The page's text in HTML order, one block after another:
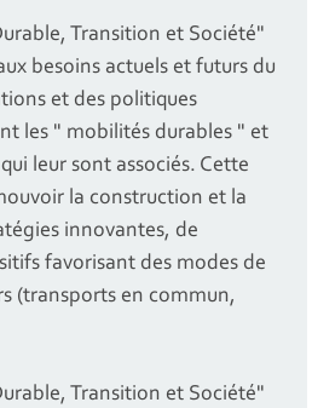
Transition et Société"
besoins actuels et futurs du
et des politiques
les " mobilités durables " et
leur sont associés. Cette
la construction et la
innovantes, de
favorisant des modes de
(transports en commun,
Transition et Société"